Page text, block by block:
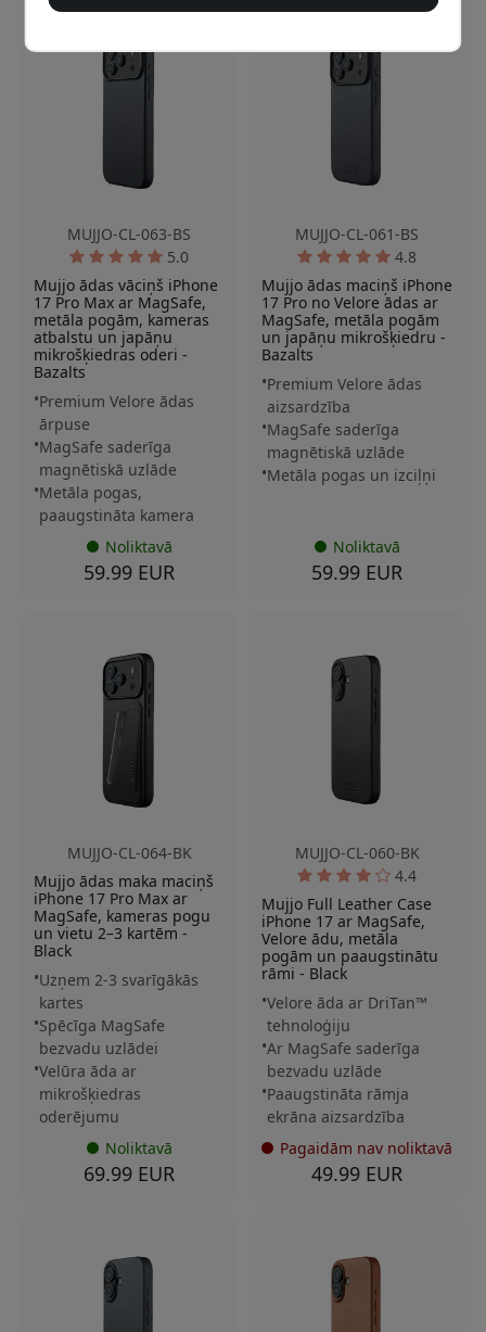
MUJJO-CL-063-BS
5.0
Mujjo ādas vāciņš iPhone
17 Pro Max ar MagSafe,
metāla pogām, kameras
atbalstu un japāņu
mikrošķiedras oderi -
Bazalts
Premium Velore ādas
ārpuse
MagSafe saderīga
magnētiskā uzlāde
Metāla pogas,
paaugstināta kamera
Noliktavā
59.99 EUR
MUJJO-CL-061-BS
4.8
Mujjo ādas maciņš iPhone
17 Pro no Velore ādas ar
MagSafe, metāla pogām
un japāņu mikrošķiedru -
Bazalts
Premium Velore ādas
aizsardzība
MagSafe saderīga
magnētiskā uzlāde
Metāla pogas un izciļņi
Noliktavā
59.99 EUR
MUJJO-CL-064-BK
Mujjo ādas maka maciņš
iPhone 17 Pro Max ar
MagSafe, kameras pogu
un vietu 2–3 kartēm -
Black
Uzņem 2-3 svarīgākās
kartes
Spēcīga MagSafe
bezvadu uzlādei
Velūra āda ar
mikrošķiedras
oderējumu
Noliktavā
69.99 EUR
MUJJO-CL-060-BK
4.4
Mujjo Full Leather Case
iPhone 17 ar MagSafe,
Velore ādu, metāla
pogām un paaugstinātu
rāmi - Black
Velore āda ar DriTan™
tehnoloģiju
Ar MagSafe saderīga
bezvadu uzlāde
Paaugstināta rāmja
ekrāna aizsardzība
Pagaidām nav noliktavā
49.99 EUR